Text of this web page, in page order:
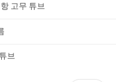
고무 튜브
브